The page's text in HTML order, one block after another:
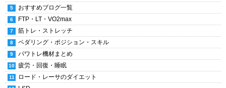
おすすめブログ一覧
FTP・LT・VO2max
筋トレ・ストレッチ
ペダリング・ポジション・スキル
パワトレ機材まとめ
疲労・回復・睡眠
ロード・レーサのダイエット